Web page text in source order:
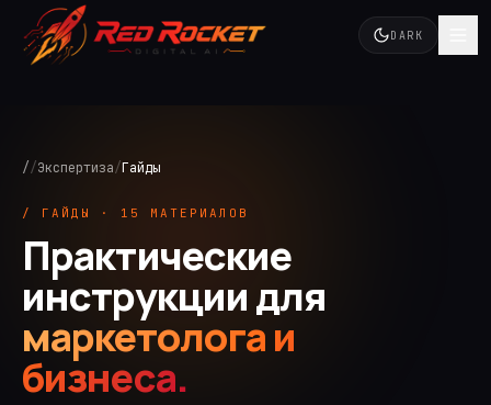
DARK
//Экспертиза/Гайды
/ ГАЙДЫ · 15 МАТЕРИАЛОВ
Практические
инструкции для
маркетолога и
бизнеса.